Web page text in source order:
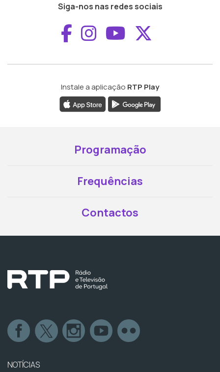
Siga-nos nas redes sociais
Aceder ao
Aceder ao
Aceder ao
Instale a aplicação RTP Play
Programação
Frequências
Contactos
NOTÍCIAS